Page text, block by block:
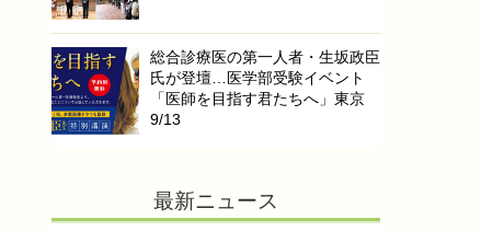
総合診療医の第一人者・生坂政臣
氏が登壇…医学部受験イベント
「医師を目指す君たちへ」東京
9/13
最新ニュース